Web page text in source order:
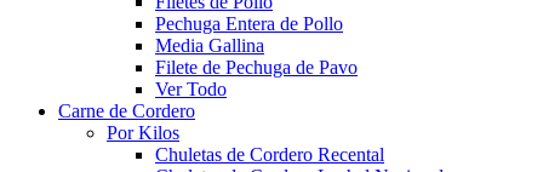
Pechuga Entera de Pollo
Media Gallina
Filete de Pechuga de Pavo
Ver Todo
Carne de Cordero
Por Kilos
Chuletas de Cordero Recental